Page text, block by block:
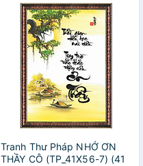
Tranh Thư Pháp NHỚ ƠN
THẦY CÔ (TP_41X56-7) (41